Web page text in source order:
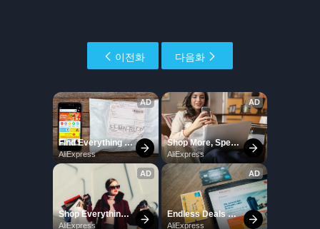
이전화 다음화